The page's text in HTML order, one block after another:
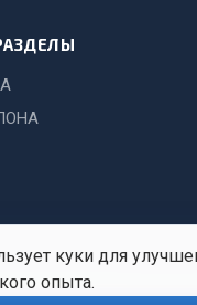
клавишные
куки для
опыта.
Центр Политика